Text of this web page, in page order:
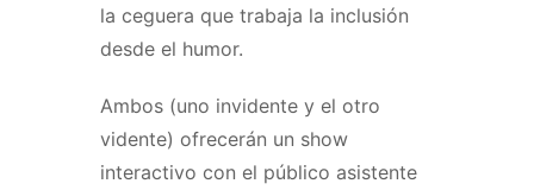
la ceguera que trabaja la inclusión
desde el humor.
Ambos (uno invidente y el otro
vidente) ofrecerán un show
interactivo con el público asistente